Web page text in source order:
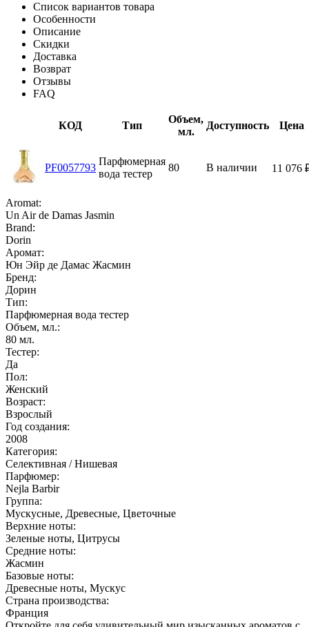
Список вариантов товара
Особенности
Описание
Скидки
Доставка
Возврат
Отзывы
FAQ
КОД Тип
Объем,
мл.
Доступность Цена
PF0057793
Парфюмерная
вода тестер
80 В наличии 11 076
Aromat:
Un Air de Damas Jasmin
Brand:
Dorin
Аромат:
Юн Эйр де Дамас Жасмин
Бренд:
Дорин
Тип:
Парфюмерная вода тестер
Объем, мл.:
80 мл.
Тестер:
Да
Пол:
Женский
Возраст:
Взрослый
Год создания:
2008
Категория:
Селективная / Нишевая
Парфюмер:
Nejla Barbir
Группа:
Мускусные, Древесные, Цветочные
Верхние ноты:
Зеленые ноты, Цитрусы
Средние ноты:
Жасмин
Базовые ноты:
Древесные ноты, Мускус
Страна производства:
Франция